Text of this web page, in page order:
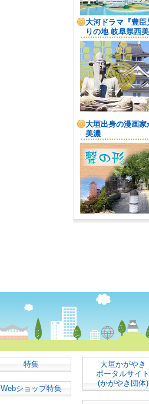
特集
Webショップ特集
大垣かがやき
ポータルサイト
(かがやき団体)